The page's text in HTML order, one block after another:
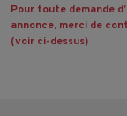
Pour toute demande
annonce, merci de
(voir ci-dessus)